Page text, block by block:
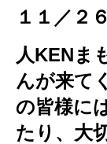
１１／２
人KENま
んが来て
の皆様に
たり、大